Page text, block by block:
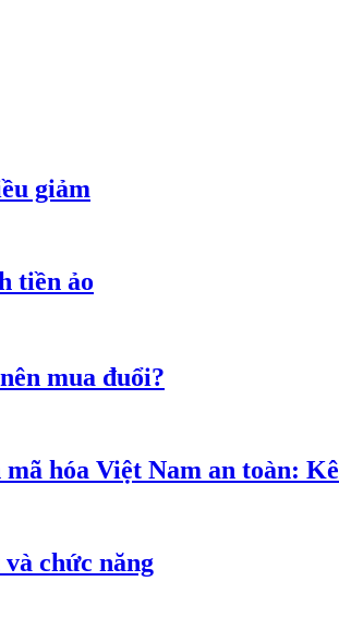
giảm
tiền ảo
mua đuổi?
hóa Việt Nam an toàn:
chức năng